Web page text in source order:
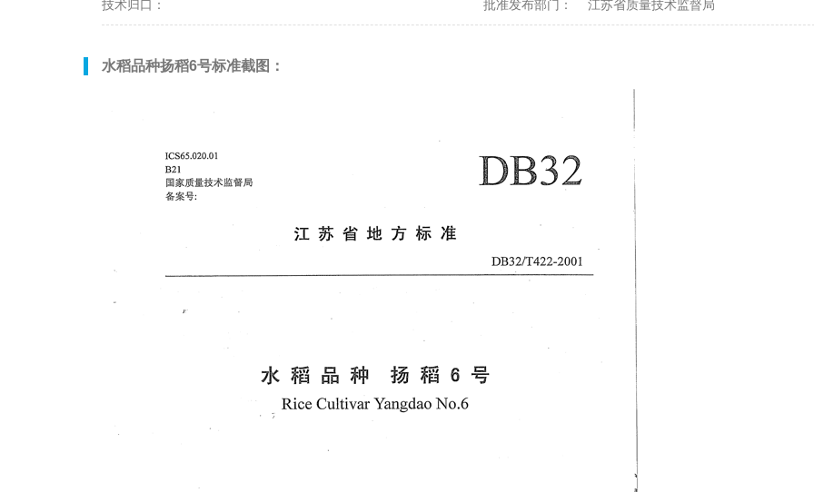
技术归口： 批准发布部门： 江苏省质量技术监督局
水稻品种扬稻6号标准截图：